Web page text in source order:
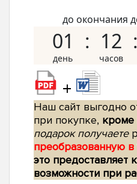
до окончания
01 12
+
Наш сайт выгодно
при покупке, кроме
подарок получаете
преобразованную в
это предоставляет
возможности при